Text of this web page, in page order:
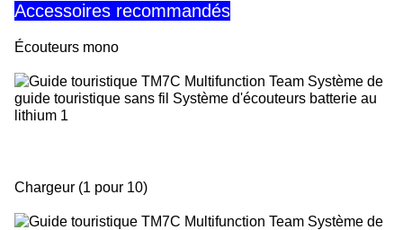
Accessoires recommandés
Écouteurs mono
Chargeur (1 pour 10)